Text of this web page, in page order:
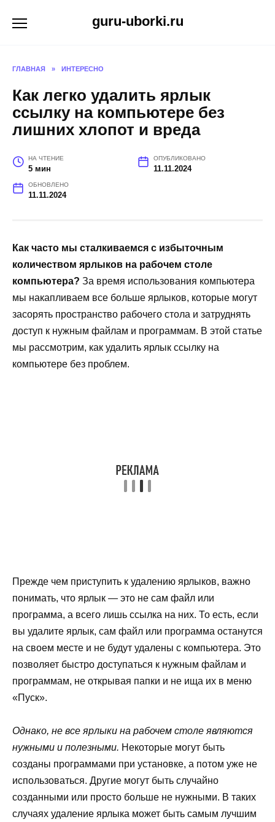
guru-uborki.ru
ГЛАВНАЯ » ИНТЕРЕСНО
Как легко удалить ярлык
ссылку на компьютере без
лишних хлопот и вреда
НА ЧТЕНИЕ
5 мин
ОПУБЛИКОВАНО
11.11.2024
ОБНОВЛЕНО
11.11.2024
Как часто мы сталкиваемся с избыточным
количеством ярлыков на рабочем столе
компьютера? За время использования компьютера
мы накапливаем все больше ярлыков, которые могут
засорять пространство рабочего стола и затруднять
доступ к нужным файлам и программам. В этой статье
мы рассмотрим, как удалить ярлык ссылку на
компьютере без проблем.
Прежде чем приступить к удалению ярлыков, важно
понимать, что ярлык — это не сам файл или
программа, а всего лишь ссылка на них. То есть, если
вы удалите ярлык, сам файл или программа останутся
на своем месте и не будут удалены с компьютера. Это
позволяет быстро доступаться к нужным файлам и
программам, не открывая папки и не ища их в меню
«Пуск».
Однако, не все ярлыки на рабочем столе являются
нужными и полезными. Некоторые могут быть
созданы программами при установке, а потом уже не
использоваться. Другие могут быть случайно
созданными или просто больше не нужными. В таких
случаях удаление ярлыка может быть самым лучшим